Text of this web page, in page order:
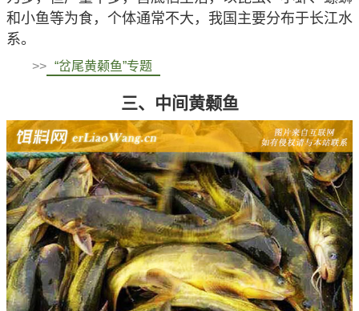
和小鱼等为食，个体通常不大，我国主要分布于长江水
系。
>> “岔尾黄颡鱼”专题
三、中间黄颡鱼